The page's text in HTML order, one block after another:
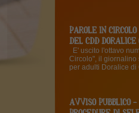
PAROLE IN
DEL CDD
E' uscito l'ottavo
Circolo", il giornalino
per adulti Doralice di
AVVISO PUBBLICO